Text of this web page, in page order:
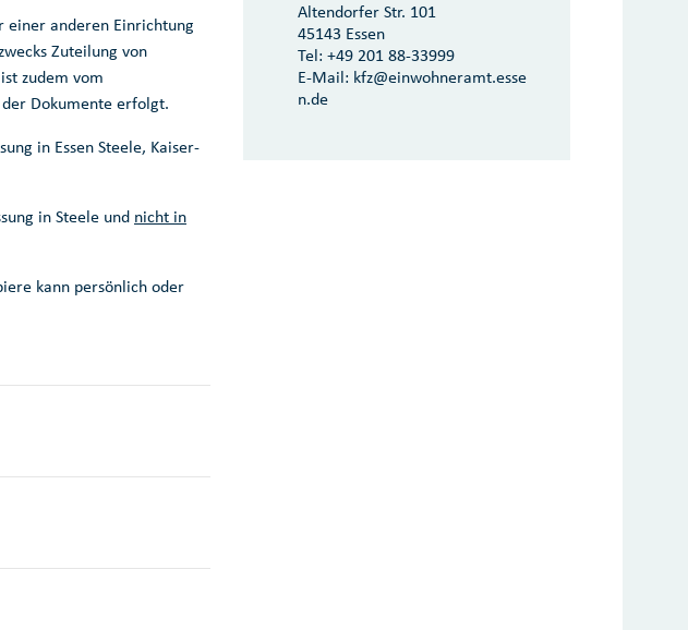
einer anderen Einrichtung
Zuteilung von
zudem vom
Dokumente erfolgt.
in Essen Steele, Kaiser-
in Steele und nicht in
kann persönlich oder
Altendorfer Str. 101
45143 Essen
Tel: +49 201 88-33999
E-Mail: kfz@einwohneramt.esse
n.de